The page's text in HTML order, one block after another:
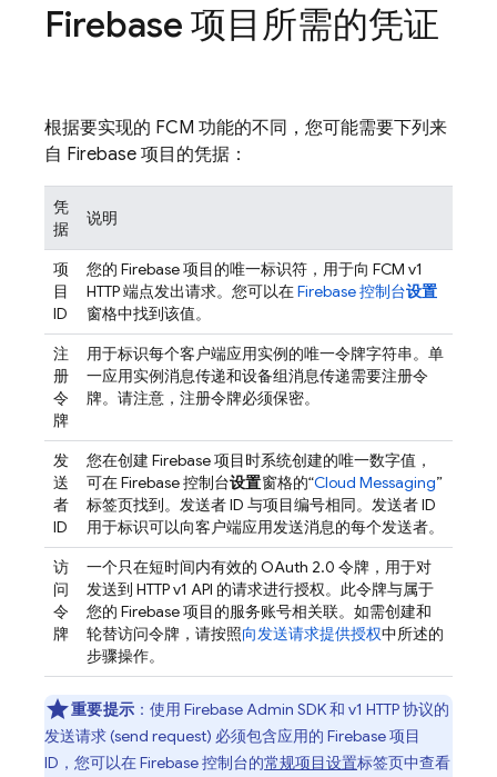
Firebase 项目所需的凭证
根据要实现的 FCM 功能的不同，您可能需要下列来
自 Firebase 项目的凭据：
凭
据
说明
项
目
ID
您的 Firebase 项目的唯一标识符，用于向 FCM v1
HTTP 端点发出请求。您可以在Firebase控制台设置
窗格中找到该值。
注
册
令
牌
用于标识每个客户端应用实例的唯一令牌字符串。单
一应用实例消息传递和设备组消息传递需要注册令
牌。请注意，注册令牌必须保密。
发
送
者
ID
您在创建 Firebase 项目时系统创建的唯一数字值，
可在Firebase控制台设置窗格的“Cloud Messaging”
标签页找到。发送者 ID 与项目编号相同。发送者 ID
用于标识可以向客户端应用发送消息的每个发送者。
访
问
令
牌
一个只在短时间内有效的 OAuth 2.0 令牌，用于对
发送到 HTTP v1 API 的请求进行授权。此令牌与属于
您的 Firebase 项目的服务账号相关联。如需创建和
轮替访问令牌，请按照向发送请求提供授权中所述的
步骤操作。
重要提示 ：使用 FirebaseAdmin SDK和 v1 HTTP 协议的
发送请求 (send request) 必须包含应用的 Firebase 项目
ID，您可以在Firebase控制台的常规项目设置标签页中查看